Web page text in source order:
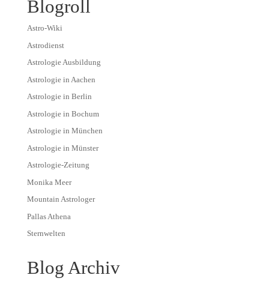
Blogroll
Astro-Wiki
Astrodienst
Astrologie Ausbildung
Astrologie in Aachen
Astrologie in Berlin
Astrologie in Bochum
Astrologie in München
Astrologie in Münster
Astrologie-Zeitung
Monika Meer
Mountain Astrologer
Pallas Athena
Sternwelten
Blog Archiv